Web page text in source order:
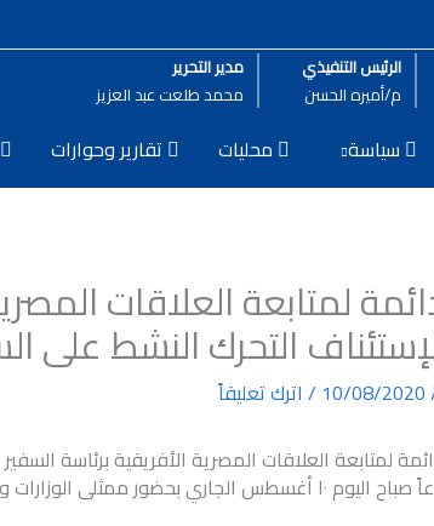
الرئيس التنفيذي
م/أميره الحسن
مدير التحرير
محمد طلعت عبد العزيز
سياسة محليات تقارير وحوارات
لمتابعة العلاقات
التحرك النشط على
10/08/2020
/ اترك تعليقاً
لمتابعة العلاقات المصرية الأفريقية برئاسة
ممثلى الوزارات والهيئات الحكومية.